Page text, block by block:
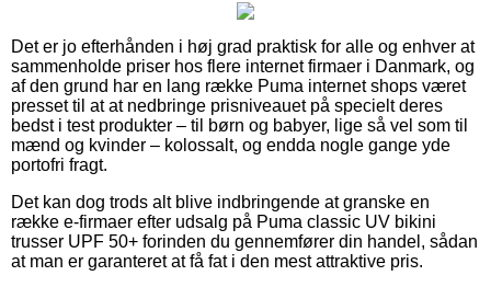
Det er jo efterhånden i høj grad praktisk for alle og enhver at
sammenholde priser hos flere internet firmaer i Danmark, og
af den grund har en lang række Puma internet shops været
presset til at at nedbringe prisniveauet på specielt deres
bedst i test produkter – til børn og babyer, lige så vel som til
mænd og kvinder – kolossalt, og endda nogle gange yde
portofri fragt.
Det kan dog trods alt blive indbringende at granske en
række e-firmaer efter udsalg på Puma classic UV bikini
trusser UPF 50+ forinden du gennemfører din handel, sådan
at man er garanteret at få fat i den mest attraktive pris.